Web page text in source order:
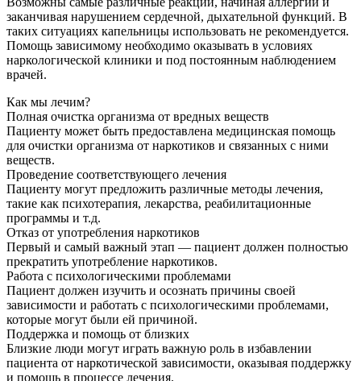
заканчивая нарушением сердечной, дыхательной функций. В
таких ситуациях капельницы использовать не рекомендуется.
Помощь зависимому необходимо оказывать в условиях
наркологической клиники и под постоянным наблюдением
врачей.
Как мы лечим?
Полная очистка организма от вредных веществ
Пациенту может быть предоставлена медицинская помощь
для очистки организма от наркотиков и связанных с ними
веществ.
Проведение соответствующего лечения
Пациенту могут предложить различные методы лечения,
такие как психотерапия, лекарства, реабилитационные
программы и т.д.
Отказ от употребления наркотиков
Первый и самый важный этап — пациент должен полностью
прекратить употребление наркотиков.
Работа с психологическими проблемами
Пациент должен изучить и осознать причины своей
зависимости и работать с психологическими проблемами,
которые могут были ей причиной.
Поддержка и помощь от близких
Близкие люди могут играть важную роль в избавлении
пациента от наркотической зависимости, оказывая поддержку
и помощь в процессе лечения.